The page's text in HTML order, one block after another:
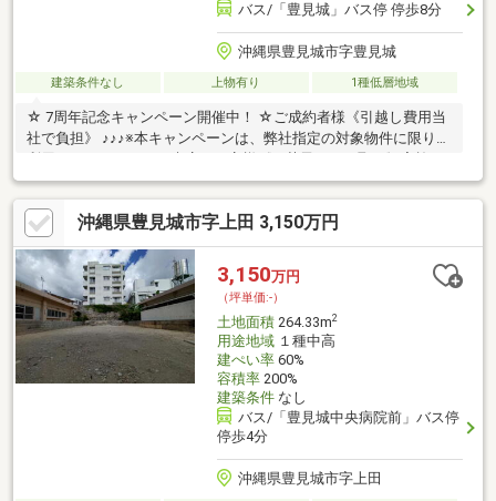
バス/「豊見城」バス停 停歩8分
沖縄県豊見城市字豊見城
建築条件なし 上物有り 1種低層地域
☆ 7周年記念キャンペーン開催中！ ☆ご成約者様《引越し費用当
社で負担》 ♪♪♪※本キャンペーンは、弊社指定の対象物件に限りご
中！！！※詳細はスタッフにお気軽にお尋ね下さい！◆福祉施設
やグループホームなどの大型施設向け！ご来店の際に詳しい資料
にてご説明させていただきます。店舗キッズスペースあり！夕方
からや土日祝日のご内覧も可能です♪お気軽にお問い合わせくださ
い☆ ハウスドゥ 豊見城のHPから『マイページ登録』をして頂く
と、HPでは一般公開されていない新着物件をいち早くご覧いただ
けます！登録は無料！是非ご活用くださいませ
沖縄県豊見城市字上田 3,150万円
3,150万円
（坪単価:-）
土地面積264.33m2
用途地域１種中高
建ぺい率60%
容積率200%
建築条件なし
バス/「豊見城中央病院前」バス停
停歩4分
沖縄県豊見城市字上田